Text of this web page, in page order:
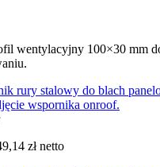
wentylacyjny 100×30 mm
zł netto